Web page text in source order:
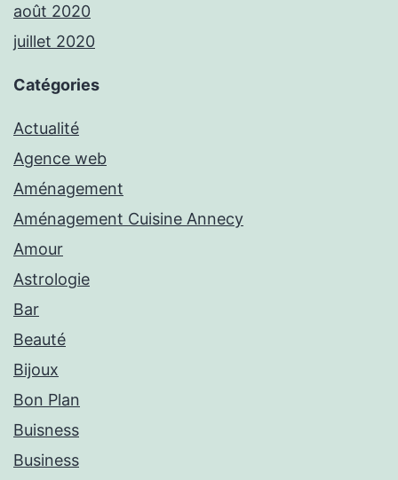
août 2020
juillet 2020
Catégories
Actualité
Agence web
Aménagement
Aménagement Cuisine Annecy
Amour
Astrologie
Bar
Beauté
Bijoux
Bon Plan
Buisness
Business